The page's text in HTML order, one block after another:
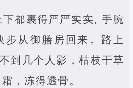
下都裹得严严实实, 手腕
步从御膳房回来。路上
到几个人影，枯枝干草
，冻得透骨。